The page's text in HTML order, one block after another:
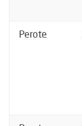
Perote